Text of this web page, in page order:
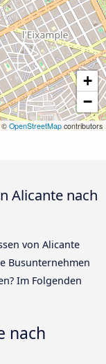
+
−
© OpenStreetMap contributors
Alicante nach
von Alicante
Busunternehmen
Im Folgenden
nach